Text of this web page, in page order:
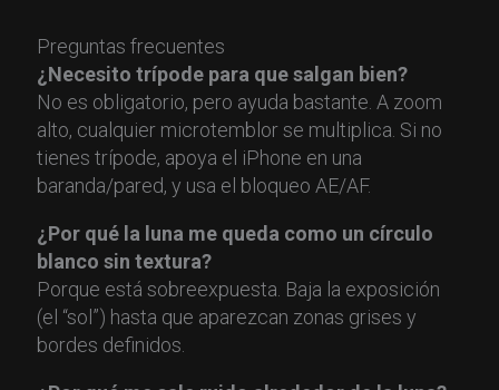
Preguntas frecuentes
¿Necesito trípode para que salgan bien?
No es obligatorio, pero ayuda bastante. A zoom
alto, cualquier microtemblor se multiplica. Si no
tienes trípode, apoya el iPhone en una
baranda/pared, y usa el bloqueo AE/AF.
¿Por qué la luna me queda como un círculo
blanco sin textura?
Porque está sobreexpuesta. Baja la exposición
(el “sol”) hasta que aparezcan zonas grises y
bordes definidos.